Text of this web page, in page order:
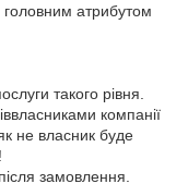
головним атрибутом
такого рівня.
компанії
не власник буде
замовлення.